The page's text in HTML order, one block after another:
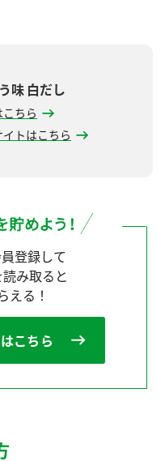
味 白だし
ちら
トはこちら
登録して
み取ると
える！
こちら